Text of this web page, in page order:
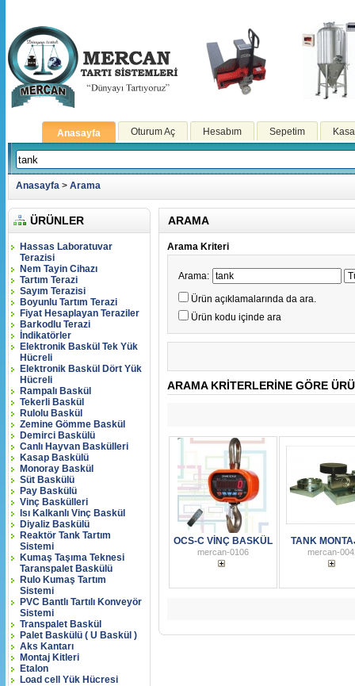
Anasayfa Oturum Aç Hesabım Sepetim
Anasayfa > Arama
ÜRÜNLER
Hassas Laboratuvar
Terazisi
Nem Tayin Cihazı
Tartım Terazi
Sayım Terazisi
Boyunlu Tartım Terazi
Fiyat Hesaplayan Teraziler
Barkodlu Terazi
İndikatörler
Elektronik Baskül Tek Yük
Hücreli
Elektronik Baskül Dört Yük
Hücreli
Rampalı Baskül
Tekerli Baskül
Rulolu Baskül
Zemine Gömme Baskül
Demirci Baskülü
Canlı Hayvan Baskülleri
Kasap Baskülü
Monoray Baskül
Süt Baskülü
Pay Baskülü
Vinç Baskülleri
Isı Kalkanlı Vinç Baskül
Diyaliz Baskülü
Reaktör Tank Tartım
Sistemi
Kumaş Taşıma Teknesi
Taranspalet Baskülü
Rulo Kumaş Tartım
Sistemi
PVC Bantlı Tartılı Konveyör
Sistemi
Transpalet Baskül
Palet Baskülü ( U Baskül )
Aks Kantarı
Montaj Kitleri
Etalon
Load cell Yük Hücresi
ARAMA
Arama Kriteri
Arama:
Ürün açıklamalarında da ara.
Ürün kodu içinde ara
ARAMA KRITERLERINE GÖRE
OCS-C VİNÇ BASKÜL
mercan-0106
TANK
mercan-